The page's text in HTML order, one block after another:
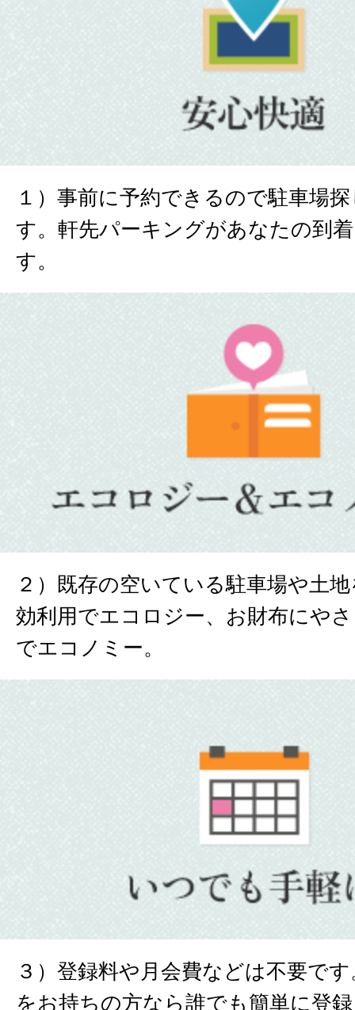
１）事前に予約できるので駐車場
す。軒先パーキングがあなたの到
す。
２）既存の空いている駐車場や土
効利用でエコロジー、お財布にや
でエコノミー。
３）登録料や月会費などは不要で
をお持ちの方なら誰でも簡単に登